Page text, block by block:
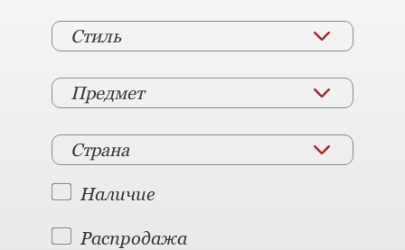
Стиль
Предмет
Страна
Наличие
Распродажа